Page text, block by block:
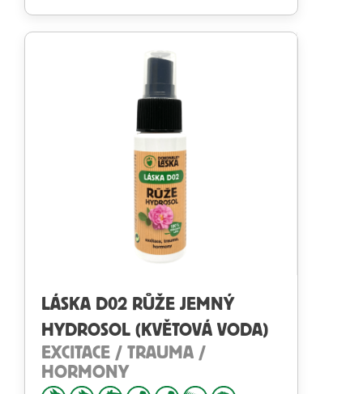
Hodnocení
LÁSKA D02 RŮŽE JEMNÝ
HYDROSOL (KVĚTOVÁ VODA)
EXCITACE / TRAUMA /
HORMONY